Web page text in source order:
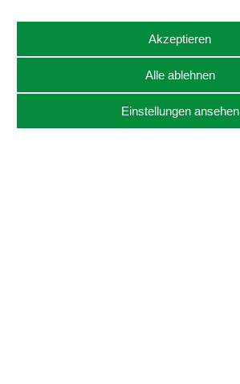
Akzeptieren
Alle ablehnen
Einstellungen ansehen